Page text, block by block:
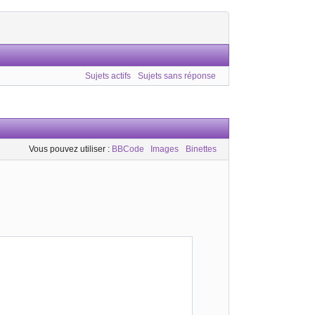
Sujets actifs Sujets sans réponse
Vous pouvez utiliser : BBCode Images Binettes